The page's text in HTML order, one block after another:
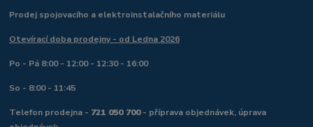
Prodej spojovacího a elektroinstalačního materiálu
Otevírací doba prodejny - od Ledna 2026
Po - Pá 8:00 - 12:00 - 12:30 - 16:00
So - 8:00 - 11:45
Telefon prodejna - 721 050 700- příprava objednávek, úprava